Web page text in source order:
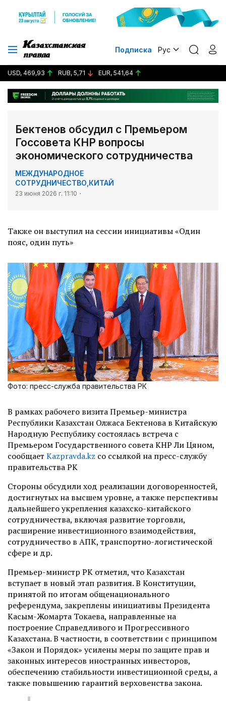
Подписка Рус
USD, 469,93 RUB, 5,71 EUR, 541,64
Бектенов обсудил с Премьером
Госсовета КНР вопросы
экономического сотрудничества
МЕЖДУНАРОДНОЕ
СОТРУДНИЧЕСТВО КИТАЙ
23 июня 2026 г. 11:10
Также он выступил на сессии инициативы «Один
пояс, один путь»
Фото: пресс-служба правительства РК
В рамках рабочего визита Премьер-министра
Республики Казахстан Олжаса Бектенова в Китайскую
Народную Республику состоялась встреча с
Премьером Государственного совета КНР Ли Цяном,
сообщает Kazpravda.kz со ссылкой на пресс-службу
правительства РК
Стороны обсудили ход реализации договоренностей,
достигнутых на высшем уровне, а также перспективы
дальнейшего укрепления казахско-китайского
сотрудничества, включая развитие торговли,
расширение инвестиционного взаимодействия,
сотрудничество в АПК, транспортно-логистической
сфере и др.
Премьер-министр РК отметил, что Казахстан
вступает в новый этап развития. В Конституции,
принятой по итогам общенационального
референдума, закреплены инициативы Президента
Касым-Жомарта Токаева, направленные на
построение Справедливого и Прогрессивного
Казахстана. В частности, в соответствии с принципом
«Закон и Порядок» усилены меры по защите прав и
законных интересов иностранных инвесторов,
обеспечению стабильности инвестиционной среды, а
также повышению гарантий верховенства закона.